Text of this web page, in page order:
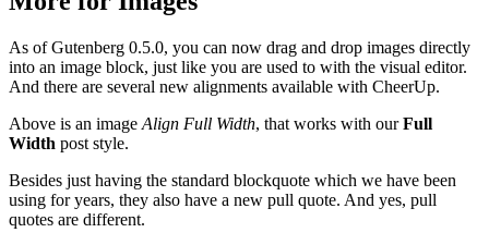
As of Gutenberg 0.5.0, you can now drag and drop images directly
into an image block, just like you are used to with the visual editor.
And there are several new alignments available with CheerUp.
Above is an image Align Full Width, that works with ourFull
Width post style.
Besides just having the standard blockquote which we have been
using for years, they also have a new pull quote. And yes, pull
quotes are different.